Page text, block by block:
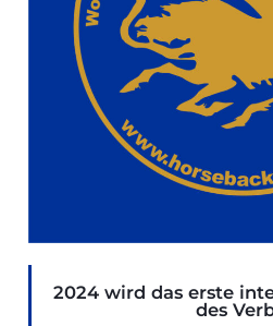
2024 wird das erste
des